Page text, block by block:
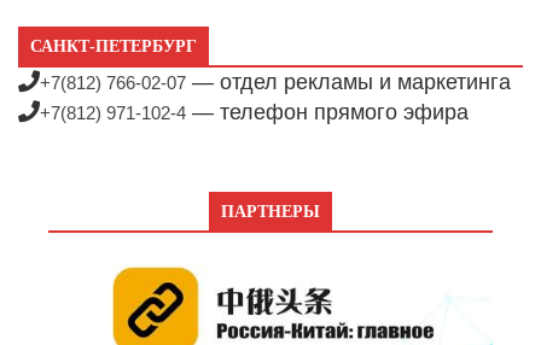
САНКТ-ПЕТЕРБУРГ
+7(812) 766-02-07 — отдел рекламы и маркетинга
+7(812) 971-102-4 — телефон прямого эфира
ПАРТНЕРЫ